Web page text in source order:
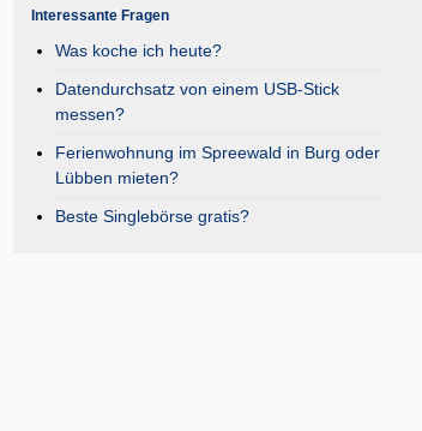
Interessante Fragen
Was koche ich heute?
Datendurchsatz von einem USB-Stick
messen?
Ferienwohnung im Spreewald in Burg oder
Lübben mieten?
Beste Singlebörse gratis?